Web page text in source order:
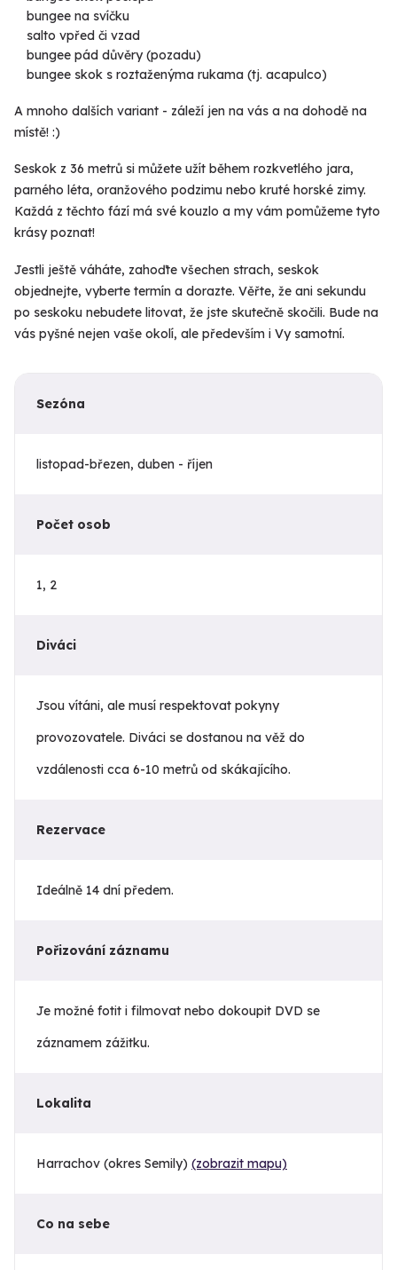
bungee na svíčku
salto vpřed či vzad
bungee pád důvěry (pozadu)
bungee skok s roztaženýma rukama (tj. acapulco)
A mnoho dalších variant - záleží jen na vás a na dohodě na
místě! :)
Seskok z 36 metrů si můžete užít během rozkvetlého jara,
parného léta, oranžového podzimu nebo kruté horské zimy.
Každá z těchto fází má své kouzlo a my vám pomůžeme tyto
krásy poznat!
Jestli ještě váháte, zahoďte všechen strach, seskok
objednejte, vyberte termín a dorazte. Věřte, že ani sekundu
po seskoku nebudete litovat, že jste skutečně skočili. Bude na
vás pyšné nejen vaše okolí, ale především i Vy samotní.
Sezóna
listopad-březen, duben - říjen
Počet osob
1, 2
Diváci
Jsou vítáni, ale musí respektovat pokyny
provozovatele. Diváci se dostanou na věž do
vzdálenosti cca 6-10 metrů od skákajícího.
Rezervace
Ideálně 14 dní předem.
Pořizování záznamu
Je možné fotit i filmovat nebo dokoupit DVD se
záznamem zážitku.
Lokalita
Harrachov (okres Semily) (zobrazit mapu)
Co na sebe